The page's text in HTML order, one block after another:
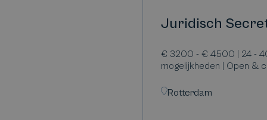
Juridisch
€ 3200 - € 4500 | 24 -
mogelijkheden | Open &
Rotterdam